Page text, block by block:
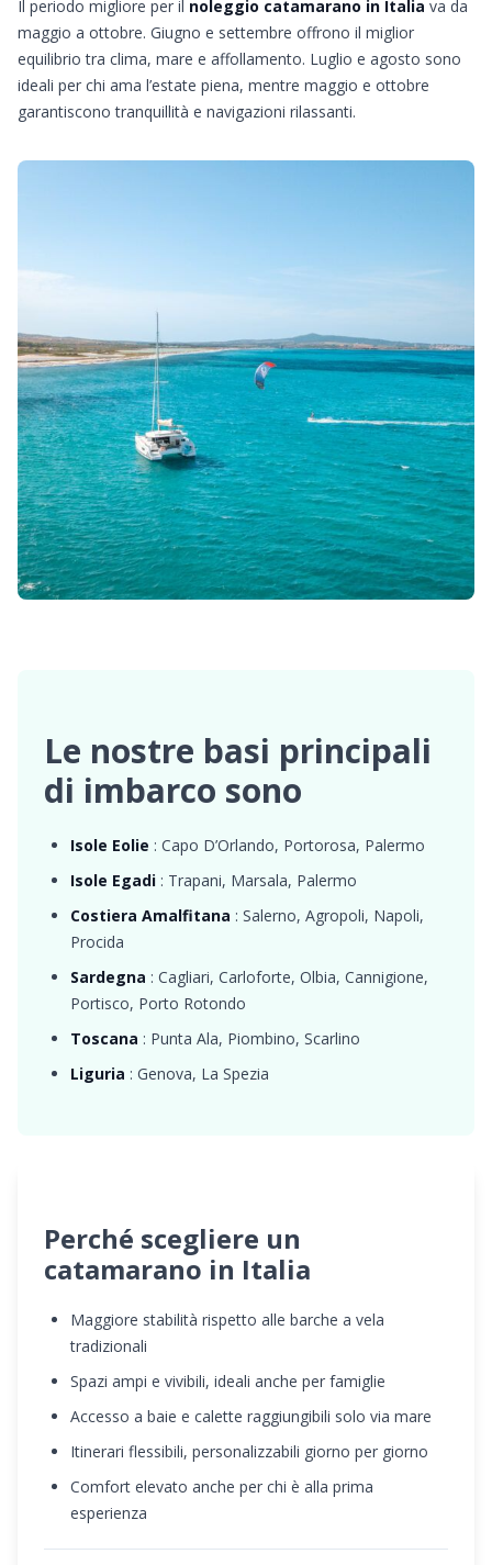
Il periodo migliore per il noleggio catamarano in Italia va da
maggio a ottobre. Giugno e settembre offrono il miglior
equilibrio tra clima, mare e affollamento. Luglio e agosto sono
ideali per chi ama l’estate piena, mentre maggio e ottobre
garantiscono tranquillità e navigazioni rilassanti.
Le nostre basi principali
di imbarco sono
Isole Eolie : Capo D’Orlando, Portorosa, Palermo
Isole Egadi : Trapani, Marsala, Palermo
Costiera Amalfitana : Salerno, Agropoli, Napoli,
Procida
Sardegna : Cagliari, Carloforte, Olbia, Cannigione,
Portisco, Porto Rotondo
Toscana : Punta Ala, Piombino, Scarlino
Liguria : Genova, La Spezia
Perché scegliere un
catamarano in Italia
Maggiore stabilità rispetto alle barche a vela
tradizionali
Spazi ampi e vivibili, ideali anche per famiglie
Accesso a baie e calette raggiungibili solo via mare
Itinerari flessibili, personalizzabili giorno per giorno
Comfort elevato anche per chi è alla prima
esperienza